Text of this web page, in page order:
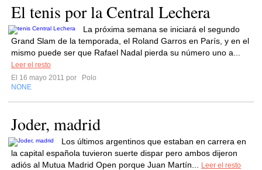
El tenis por la Central Lechera
La próxima semana se iniciará el segundo
Grand Slam de la temporada, el Roland Garros en París, y en el
mismo puede ser que Rafael Nadal pierda su número uno a...
Leer el resto
El 16 mayo 2011 por
Polo
NONE
Joder, madrid
Los últimos argentinos que estaban en carrera en
la capital española tuvieron suerte dispar pero ambos dijeron
adiós al Mutua Madrid Open porque Juan Martín...
Leer el resto